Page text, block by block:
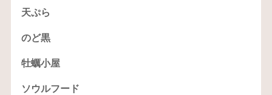
天ぷら
のど黒
牡蠣小屋
ソウルフード